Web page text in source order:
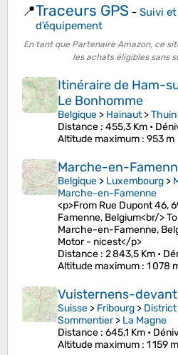
📍Traceurs GPS - Suivi
d’équipement
En tant que Partenaire Amazon, ce
les achats éligibles sans
Itinéraire de Ham-
Le Bonhomme
Belgique > Hainaut>Thuin
Distance : 455,3 Km •
Altitude maximum : 953 m
Marche-en-
Belgique > Luxembourg >
Marche-en-Famenne
<p>From Rue Dupont 46,
Famenne, Belgium<br/>
Marche-en-Famenne,
Motor - nicest</p>
Distance : 2 843,5 Km •
Altitude maximum : 1 078
Vuisternens-
Suisse > Fribourg > District
Sommentier> La Magne
Distance : 645,1 Km •
Altitude maximum : 1 159 m